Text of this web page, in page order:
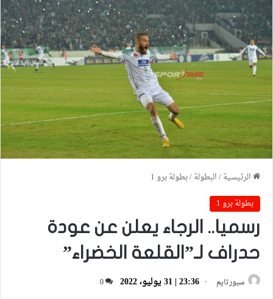
الرئيسية/البطولة/بطولة برو 1
بطولة برو 1
رسميا.. الرجاء يعلن عن عودة
حدراف لـ”القلعة الخضراء”
سبورتايم 23:36 | 31 يوليو، 2022 0